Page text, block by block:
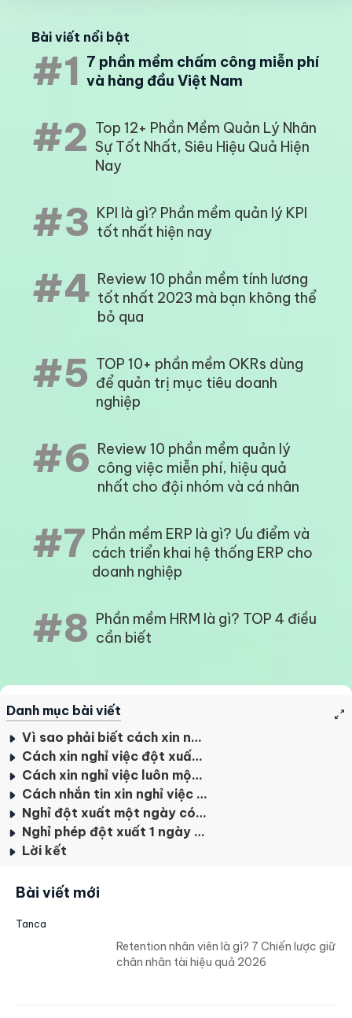
Bài viết nổi bật
#1 7 phần mềm chấm công miễn phí
và hàng đầu Việt Nam
#2 Top 12+ Phần Mềm Quản Lý Nhân
Sự Tốt Nhất, Siêu Hiệu Quả Hiện
Nay
#3 KPI là gì? Phần mềm quản lý KPI
tốt nhất hiện nay
#4 Review 10 phần mềm tính lương
tốt nhất 2023 mà bạn không thể
bỏ qua
#5 TOP 10+ phần mềm OKRs dùng
để quản trị mục tiêu doanh
nghiệp
#6 Review 10 phần mềm quản lý
công việc miễn phí, hiệu quả
nhất cho đội nhóm và cá nhân
#7 Phần mềm ERP là gì? Ưu điểm và
cách triển khai hệ thống ERP cho
doanh nghiệp
#8 Phần mềm HRM là gì? TOP 4 điều
cần biết
Danh mục bài viết
Vì sao phải biết cách xin nghỉ khéo léo?
Cách xin nghỉ việc đột xuất hợp lý không mất lòng sếp
Cách xin nghỉ việc luôn một cách khéo léo
Cách nhắn tin xin nghỉ việc 1 ngày
Nghỉ đột xuất một ngày có cần viết đơn xin nghỉ không?
Nghỉ phép đột xuất 1 ngày có được hưởng nguyên lương không?
Lời kết
Bài viết mới
Tanca
Retention nhân viên là gì? 7 Chiến lược giữ
chân nhân tài hiệu quả 2026